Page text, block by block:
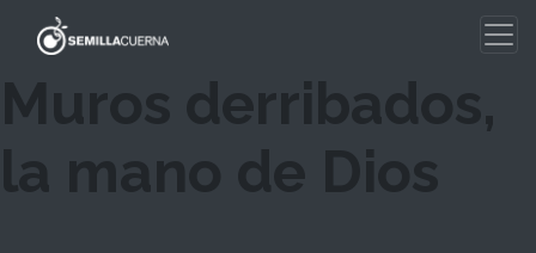
Muros derribados,
la mano de Dios